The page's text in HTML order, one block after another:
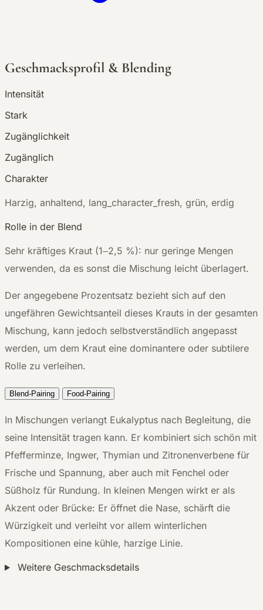
Geschmacksprofil & Blending
Intensität
Stark
Zugänglichkeit
Zugänglich
Charakter
Harzig, anhaltend, lang_character_fresh, grün, erdig
Rolle in der Blend
Sehr kräftiges Kraut (1–2,5 %): nur geringe Mengen
verwenden, da es sonst die Mischung leicht überlagert.
Der angegebene Prozentsatz bezieht sich auf den
ungefähren Gewichtsanteil dieses Krauts in der gesamten
Mischung, kann jedoch selbstverständlich angepasst
werden, um dem Kraut eine dominantere oder subtilere
Rolle zu verleihen.
Blend-Pairing Food-Pairing
In Mischungen verlangt Eukalyptus nach Begleitung, die
seine Intensität tragen kann. Er kombiniert sich schön mit
Pfefferminze, Ingwer, Thymian und Zitronenverbene für
Frische und Spannung, aber auch mit Fenchel oder
Süßholz für Rundung. In kleinen Mengen wirkt er als
Akzent oder Brücke: Er öffnet die Nase, schärft die
Würzigkeit und verleiht vor allem winterlichen
Kompositionen eine kühle, harzige Linie.
Weitere Geschmacksdetails